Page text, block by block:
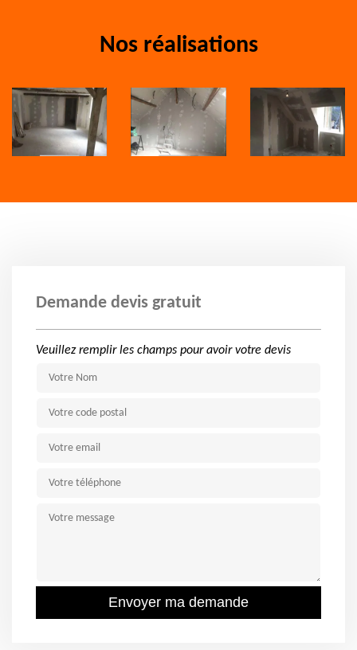
Nos réalisations
Demande devis gratuit
Veuillez remplir les champs pour avoir votre devis